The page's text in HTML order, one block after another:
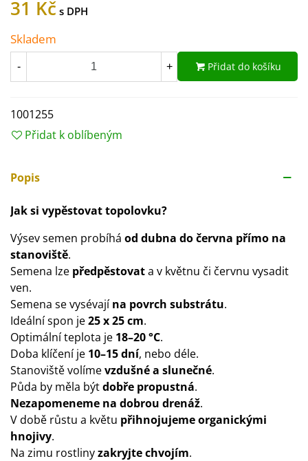
31 Kč
Skladem
- + Přidat do košíku
1001255
Přidat k oblíbeným
Popis
Jak si vypěstovat topolovku?
Výsev semen probíhá od dubna do června přímo na
stanoviště.
Semena lze předpěstovata v květnu či červnu vysadit
ven.
Semena se vysévajína povrch substrátu.
Ideální spon je25 x 25 cm.
Optimální teplota je 18–20 °C.
Doba klíčení je 10–15 dní, nebo déle.
Stanoviště volímevzdušné a slunečné.
Půda by měla býtdobře propustná.
Nezapomeneme na dobrou drenáž.
V době růstu a květu přihnojujeme organickými
hnojivy.
Na zimu rostlinyzakryjte chvojím.